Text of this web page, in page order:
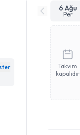
6 Ağu
Per
Takvim
kapalıdır